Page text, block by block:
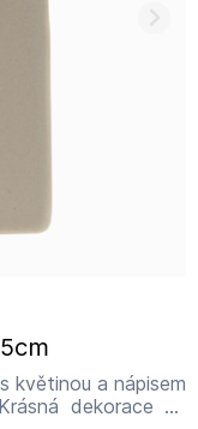
květinou a nápisem
dekorace na